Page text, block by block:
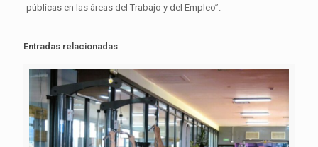
públicas en las áreas del Trabajo y del Empleo”.
Entradas relacionadas